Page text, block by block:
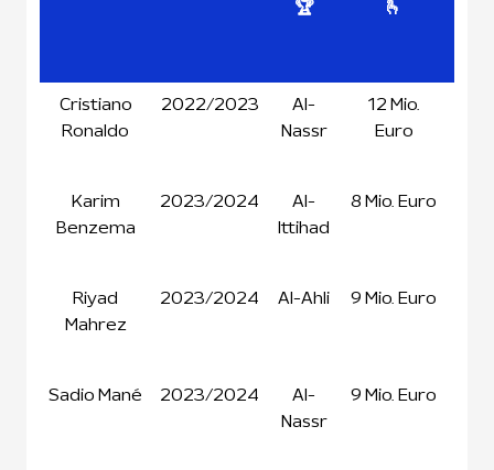
🏆
🫰
Spieler ⚽
Wechsel 📅
Verein
Marktwert
Cristiano
Ronaldo
2022/2023
Al-
Nassr
12 Mio.
Euro
Karim
Benzema
2023/2024
Al-
Ittihad
8 Mio. Euro
Riyad
Mahrez
2023/2024 Al-Ahli 9 Mio. Euro
Sadio Mané 2023/2024
Al-
Nassr
9 Mio. Euro